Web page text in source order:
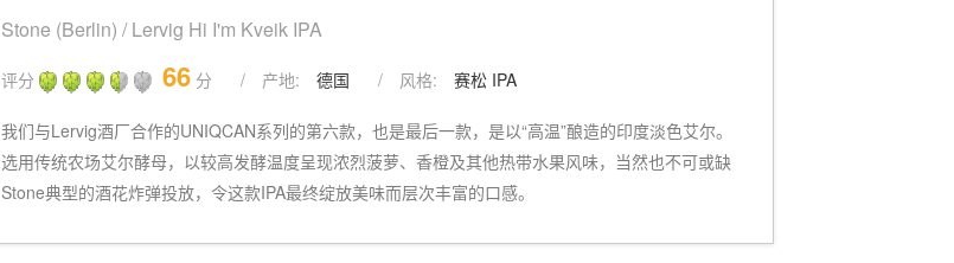
Stone (Berlin) / Lervig Hi I'm Kveik IPA
评分 66 分 / 产地: 德国 / 风格: 赛松 IPA
我们与Lervig酒厂合作的UNIQCAN系列的第六款，也是最后一款，是以“高温”酿造的印度淡色艾尔。
选用传统农场艾尔酵母，以较高发酵温度呈现浓烈菠萝、香橙及其他热带水果风味，当然也不可或缺
Stone典型的酒花炸弹投放，令这款IPA最终绽放美味而层次丰富的口感。